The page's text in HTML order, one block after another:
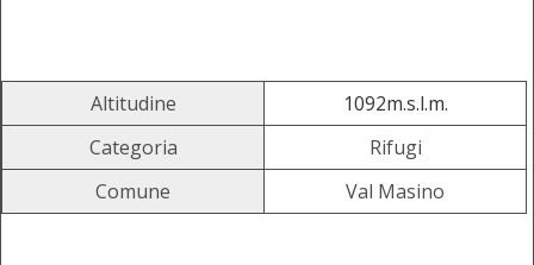
Altitudine
1092m.s.l.m.
Categoria
Rifugi
Comune
Val Masino